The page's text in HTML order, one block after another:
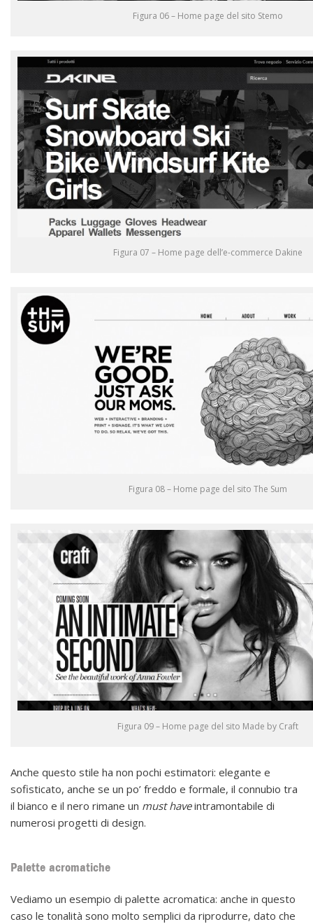
Figura 06 – Home page del sito Stemo
Figura 07 – Home page dell’e-commerce Dakine
Figura 08 – Home page del sito The Sum
Figura 09 – Home page del sito Made by Craft
Anche questo stile ha non pochi estimatori: elegante e
sofisticato, anche se un po’ freddo e formale, il connubio tra
il bianco e il nero rimane un must haveintramontabile di
numerosi progetti di design.
Palette acromatiche
Vediamo un esempio di palette acromatica: anche in questo
caso le tonalità sono molto semplici da riprodurre, dato che